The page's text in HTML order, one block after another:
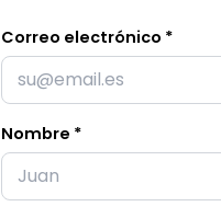
Correo electrónico *
Nombre *